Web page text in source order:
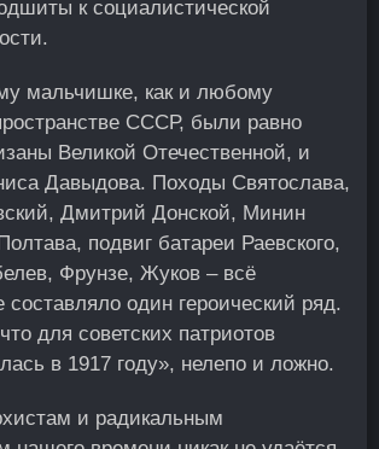
к социалистической
мальчишке, как и любому
СССР, были равно
Великой Отечественной, и
Давыдова. Походы Святослава,
Дмитрий Донской, Минин
подвиг батареи Раевского,
Фрунзе, Жуков – всё
составляло один героический ряд.
для советских патриотов
в 1917 году», нелепо и ложно.
и радикальным